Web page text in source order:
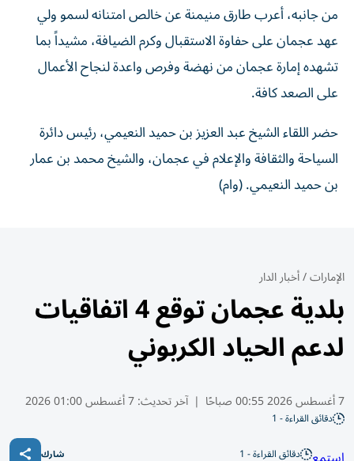
من جانبه، أعرب طارق منيمنة عن خالص امتنانه لسمو ولي
عهد عجمان على حفاوة الاستقبال وكرم الضيافة، مشيداً بما
تشهده إمارة عجمان من نهضة وفرص واعدة لنجاح الأعمال
على الصعد كافة.
حضر اللقاء الشيخ عبد العزيز بن حميد النعيمي، رئيس دائرة
السياحة والثقافة والإعلام في عجمان، والشيخ محمد بن عمار
بن حميد النعيمي. (وام)
الإمارات/أخبار الدار
بلدية عجمان توقع 4 اتفاقيات
لدعم الحياد الكربوني
7 أغسطس 2026 00:55 صباحًا | آخر تحديث:7 أغسطس 01:00 2026
دقائق القراءة - 1
دقائق القراءة - 1 شارك